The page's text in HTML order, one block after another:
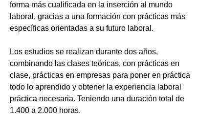
forma más cualificada en la inserción al mundo
laboral, gracias a una formación con prácticas más
específicas orientadas a su futuro laboral.
Los estudios se realizan durante dos años,
combinando las clases teóricas, con prácticas en
clase, prácticas en empresas para poner en práctica
todo lo aprendido y obtener la experiencia laboral
práctica necesaria. Teniendo una duración total de
1.400 a 2.000 horas.